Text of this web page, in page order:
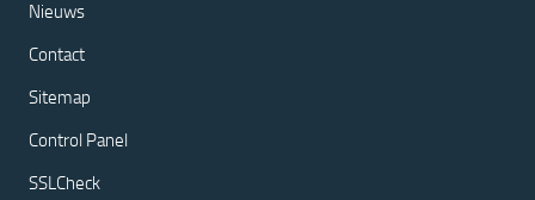
Nieuws
Contact
Sitemap
Control Panel
SSLCheck